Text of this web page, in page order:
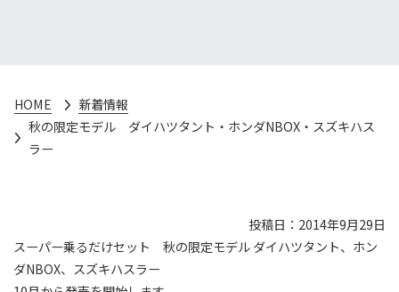
HOME
新着情報
秋の限定モデル ダイハツタント・ホンダNBOX・スズキハス
ラー
投稿日：2014年9月29日
スーパー乗るだけセット 秋の限定モデル ダイハツタント、ホン
ダNBOX、スズキハスラー